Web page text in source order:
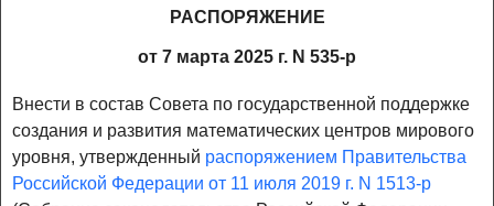
РАСПОРЯЖЕНИЕ
от 7 марта 2025 г. N 535-р
Внести в состав Совета по государственной поддержке
создания и развития математических центров мирового
уровня, утвержденный распоряжением Правительства
Российской Федерации от 11 июля 2019 г. N 1513-р